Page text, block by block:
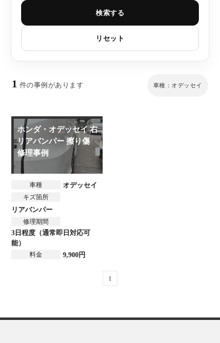
検索する
リセット
1 件の事例があります 車種：オデッセイ
ホンダ・オデッセイ 右
リアバンパー 擦り傷
修理事例
車種
オデッセイ
キズ箇所
リアバンパー
修理期間
3日程度（通常即日対応可
能）
料金
9,900円
1